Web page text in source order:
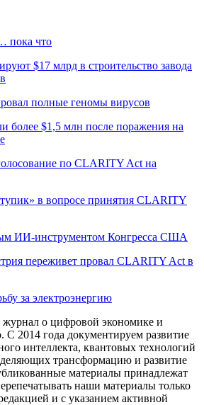
пока что
$17 млрд в строительство завода
полные геномы вирусов
более $1,5 млн после поражения на
по CLARITY Act на
в вопросе принятия CLARITY
ИИ-инструментом Конгресса США
переживет провал CLARITY Act в
за электроэнергию
о цифровой экономике и
С 2014 года документируем развитие
интеллекта, квантовых технологий
трансформацию и развитие
материалы принадлежат
наши материалы только
и с указанием активной